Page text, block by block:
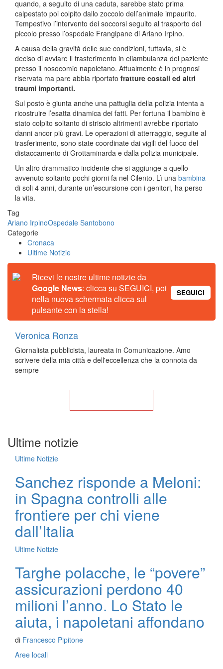
quando, a seguito di una caduta, sarebbe stato prima
calpestato poi colpito dallo zoccolo dell’animale impaurito.
Tempestivo l’intervento dei soccorsi seguito al trasporto del
piccolo presso l’ospedale Frangipane di Ariano Irpino.
A causa della gravità delle sue condizioni, tuttavia, si è
deciso di avviare il trasferimento in eliambulanza del paziente
presso il nosocomio napoletano. Attualmente è in prognosi
riservata ma pare abbia riportato fratture costali ed altri
traumi importanti.
Sul posto è giunta anche una pattuglia della polizia intenta a
ricostruire l’esatta dinamica dei fatti. Per fortuna il bambino è
stato colpito soltanto di striscio altrimenti avrebbe riportato
danni ancor più gravi. Le operazioni di atterraggio, seguite al
trasferimento, sono state coordinate dai vigili del fuoco del
distaccamento di Grottaminarda e dalla polizia municipale.
Un altro drammatico incidente che si aggiunge a quello
avvenuto soltanto pochi giorni fa nel Cilento. Lì una bambina
di soli 4 anni, durante un’escursione con i genitori, ha perso
la vita.
Tag
Ariano IrpinoOspedale Santobono
Categorie
Cronaca
Ultime Notizie
Ricevi le nostre ultime notizie da
Google News: clicca su SEGUICI, poi
nella nuova schermata clicca sul
pulsante con la stella!
SEGUICI
Veronica Ronza
Giornalista pubblicista, laureata in Comunicazione. Amo
scrivere della mia città e dell'eccellenza che la connota da
sempre
Ultime notizie
Ultime Notizie
Sanchez risponde a Meloni:
in Spagna controlli alle
frontiere per chi viene
dall’Italia
Ultime Notizie
Targhe polacche, le “povere”
assicurazioni perdono 40
milioni l’anno. Lo Stato le
aiuta, i napoletani affondano
di Francesco Pipitone
Aree locali